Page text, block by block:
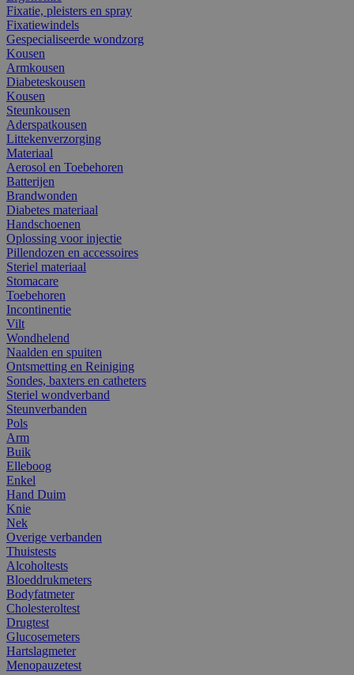
Fixatie, pleisters en spray
Fixatiewindels
Gespecialiseerde wondzorg
Kousen
Armkousen
Diabeteskousen
Kousen
Steunkousen
Aderspatkousen
Littekenverzorging
Materiaal
Aerosol en Toebehoren
Batterijen
Brandwonden
Diabetes materiaal
Handschoenen
Oplossing voor injectie
Pillendozen en accessoires
Steriel materiaal
Stomacare
Toebehoren
Incontinentie
Vilt
Wondhelend
Naalden en spuiten
Ontsmetting en Reiniging
Sondes, baxters en catheters
Steriel wondverband
Steunverbanden
Pols
Arm
Buik
Elleboog
Enkel
Hand Duim
Knie
Nek
Overige verbanden
Thuistests
Alcoholtests
Bloeddrukmeters
Bodyfatmeter
Cholesteroltest
Drugtest
Glucosemeters
Hartslagmeter
Menopauzetest